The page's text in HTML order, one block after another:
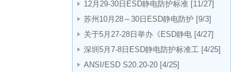
12月29-30日ESD静电防护标准 [11/27]
苏州10月28～30日ESD静电防护 [9/3]
关于5月27-28日举办《ESD静电 [4/27]
深圳5月7-8日ESD静电防护标准工 [4/25]
ANSI/ESD S20.20-20 [4/25]